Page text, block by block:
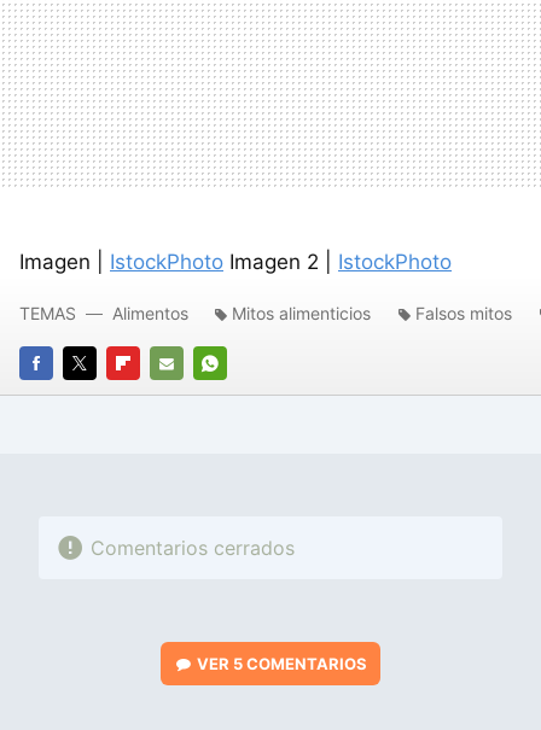
Imagen | IstockPhoto Imagen 2 | IstockPhoto
FACEBOOK
TWITTERFLIPBOARD
E-
WHATSAPP
TEMAS Alimentos Mitos alimenticios Falsos mitos
Comentarios cerrados
VER 5 COMENTARIOS